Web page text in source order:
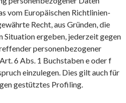
vom Europäischen Richtlinien-
Recht, aus Gründen, die
Situation ergeben, jederzeit gegen
personenbezogener
6 Abs. 1 Buchstaben e oder f
einzulegen. Dies gilt auch für
gestütztes Profiling.